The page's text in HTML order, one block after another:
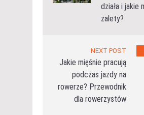
działa i jakie
zalety?
NEXT POST
Jakie mięśnie pracują
podczas jazdy na
rowerze? Przewodnik
dla rowerzystów